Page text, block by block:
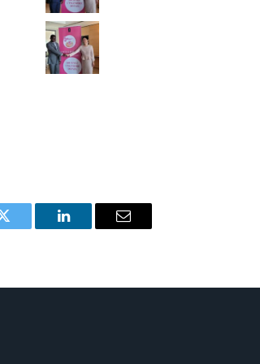
Twitter LinkedIn Email